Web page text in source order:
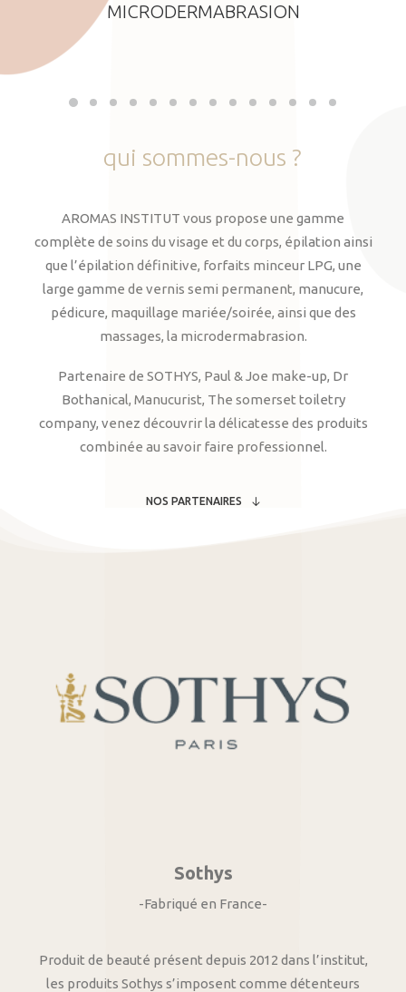
MICRODERMABRASION
qui sommes-nous ?
AROMAS INSTITUT vous propose une gamme
complète de soins du visage et du corps, épilation ainsi
que l’épilation définitive, forfaits minceur LPG, une
large gamme de vernis semi permanent, manucure,
pédicure, maquillage mariée/soirée, ainsi que des
massages, la microdermabrasion.
Partenaire de SOTHYS, Paul & Joe make-up, Dr
Bothanical, Manucurist, The somerset toiletry
company, venez découvrir la délicatesse des produits
combinée au savoir faire professionnel.
NOS PARTENAIRES
Sothys
-Fabriqué en France-
Produit de beauté présent depuis 2012 dans l’institut,
les produits Sothys s’imposent comme détenteurs